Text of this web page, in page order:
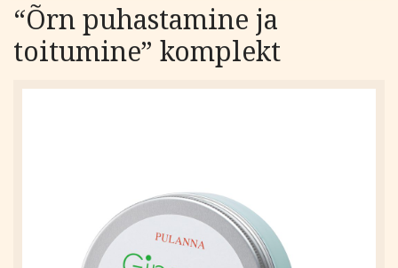
“Õrn puhastamine ja
toitumine” komplekt